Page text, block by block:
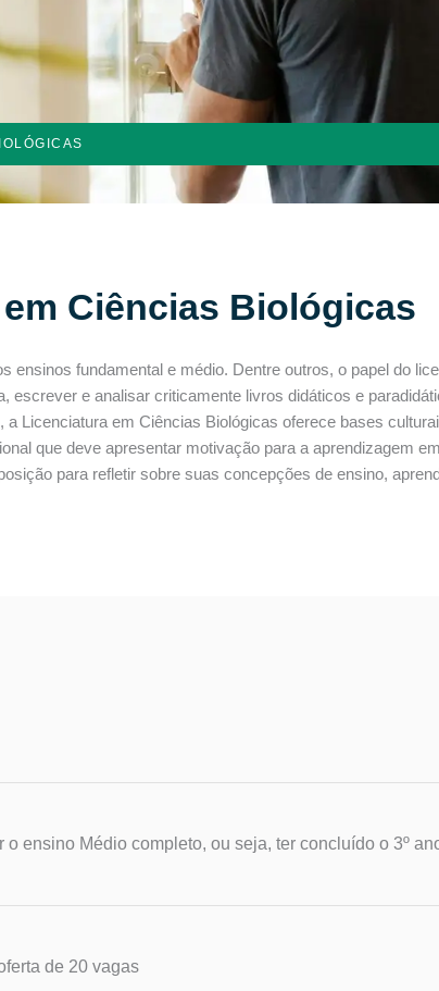
Ciências Biológicas
fundamental e médio. Dentre outros, o papel do
e analisar criticamente livros didáticos e
Licenciatura em Ciências Biológicas oferece bases
que deve apresentar motivação para a aprendizagem
para refletir sobre suas concepções de ensino,
ensino Médio completo, ou seja, ter concluído o 3º
de 20 vagas